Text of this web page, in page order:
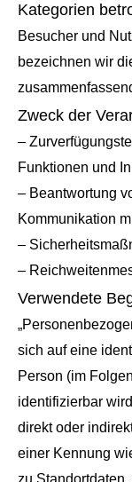
Kategorien
Besucher und
bezeichnen wir
Zweck der
–
Funktionen und
– Beantwortung
Kommunikation
–
–
Verwendete
sich auf eine
Person (im
identifizierbar
direkt oder
einer Kennung
zu